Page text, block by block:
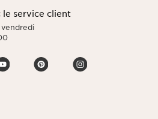
le service client